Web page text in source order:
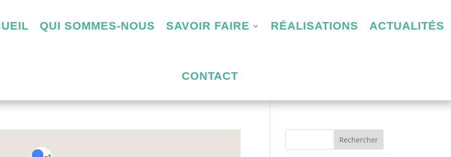
QUI SOMMES-NOUS SAVOIR FAIRE RÉALISATIONS ACTUALITÉS
CONTACT